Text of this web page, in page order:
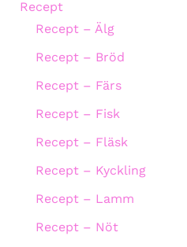
Recept
Recept – Älg
Recept – Bröd
Recept – Färs
Recept – Fisk
Recept – Fläsk
Recept – Kyckling
Recept – Lamm
Recept – Nöt